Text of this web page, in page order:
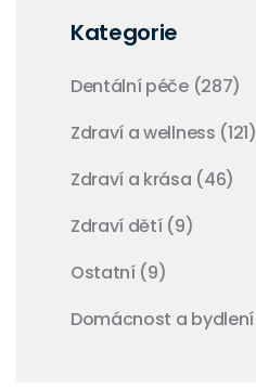
Kategorie
Dentální péče (287)
Zdraví a wellness (121)
Zdraví a krása (46)
Zdraví dětí (9)
Ostatní (9)
Domácnost a bydlení